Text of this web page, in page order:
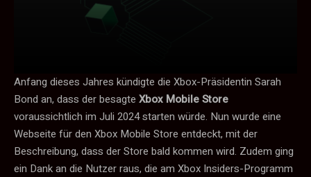
Anfang dieses Jahres kündigte die Xbox-Präsidentin Sarah
Bond an, dass der besagte Xbox Mobile Store
voraussichtlich im Juli 2024 starten würde. Nun wurde eine
Webseite für den Xbox Mobile Store entdeckt, mit der
Beschreibung, dass der Store bald kommen wird. Zudem ging
ein Dank an die Nutzer raus, die am Xbox Insiders-Programm